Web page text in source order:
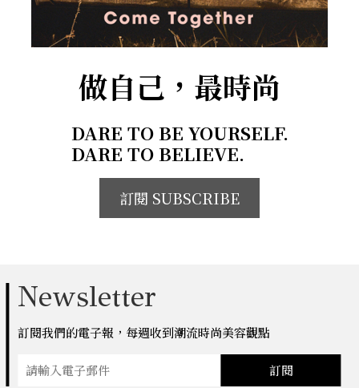
做自己，最時尚
DARE TO BE YOURSELF.
DARE TO BELIEVE.
訂閱 SUBSCRIBE
Newsletter
訂閱我們的電子報，每週收到潮流時尚美容觀點
訂閱